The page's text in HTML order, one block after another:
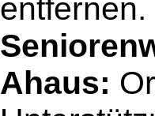
entfernen.
Ahaus: